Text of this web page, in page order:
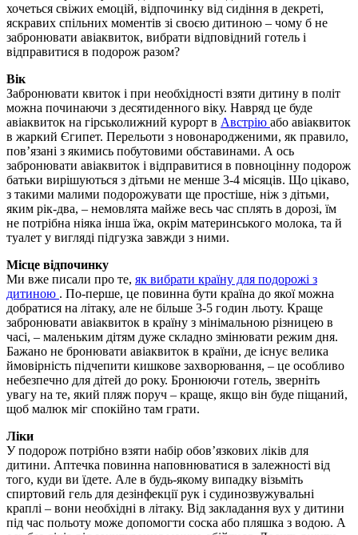
хочеться свіжих емоцій, відпочинку від сидіння в декреті,
яскравих спільних моментів зі своєю дитиною – чому б не
забронювати авіаквиток, вибрати відповідний готель і
відправитися в подорож разом?
Вік
Забронювати квиток і при необхідності взяти дитину в політ
можна починаючи з десятиденного віку. Навряд це буде
авіаквиток на гірськолижний курорт в Австрію або авіаквиток
в жаркий Єгипет. Перельоти з новонародженими, як правило,
пов’язані з якимись побутовими обставинами. А ось
забронювати авіаквиток і відправитися в повноцінну подорож
батьки вирішуються з дітьми не менше 3-4 місяців. Що цікаво,
з такими малими подорожувати ще простіше, ніж з дітьми,
яким рік-два, – немовлята майже весь час сплять в дорозі, їм
не потрібна ніяка інша їжа, окрім материнського молока, та й
туалет у вигляді підгузка завжди з ними.
Місце відпочинку
Ми вже писали про те, як вибрати країну для подорожі з
дитиною . По-перше, це повинна бути країна до якої можна
добратися на літаку, але не більше 3-5 годин льоту. Краще
забронювати авіаквиток в країну з мінімальною різницею в
часі, – маленьким дітям дуже складно змінювати режим дня.
Бажано не бронювати авіаквиток в країни, де існує велика
ймовірність підчепити кишкове захворювання, – це особливо
небезпечно для дітей до року. Бронюючи готель, зверніть
увагу на те, який пляж поруч – краще, якщо він буде піщаний,
щоб малюк міг спокійно там грати.
Ліки
У подорож потрібно взяти набір обов’язкових ліків для
дитини. Аптечка повинна наповнюватися в залежності від
того, куди ви їдете. Але в будь-якому випадку візьміть
спиртовий гель для дезінфекції рук і судинозвужувальні
краплі – вони необхідні в літаку. Від закладання вух у дитини
під час польоту може допомогти соска або пляшка з водою. А